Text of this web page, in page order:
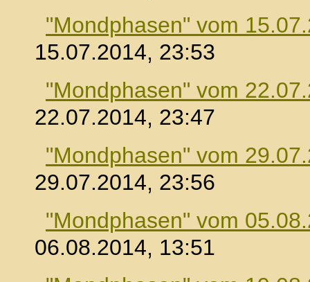
"Mondphasen" vom
15.07.2014, 23:53
"Mondphasen" vom
22.07.2014, 23:47
"Mondphasen" vom
29.07.2014, 23:56
"Mondphasen" vom
06.08.2014, 13:51